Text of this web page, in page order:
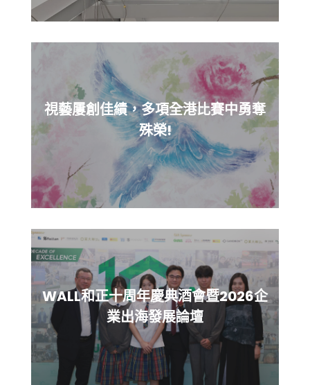
視藝屢創佳績，多項全港比賽中勇奪
殊榮!
WALL和正十周年慶典酒會暨2026企
業出海發展論壇